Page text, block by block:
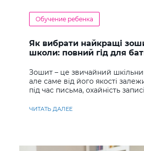
Обучение ребенка
Як вибрати найкращі
школи: повний гід для
Зошит – це звичайний
але саме від його якості
під час письма, охайність
ЧИТАТЬ ДАЛЕЕ